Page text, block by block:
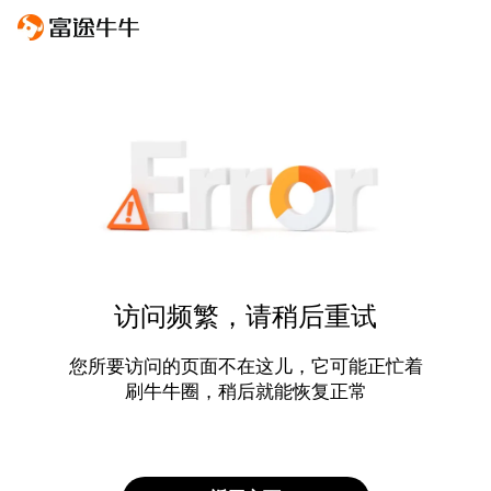
访问频繁，请稍后重试
您所要访问的页面不在这儿，它可能正忙着
刷牛牛圈，稍后就能恢复正常